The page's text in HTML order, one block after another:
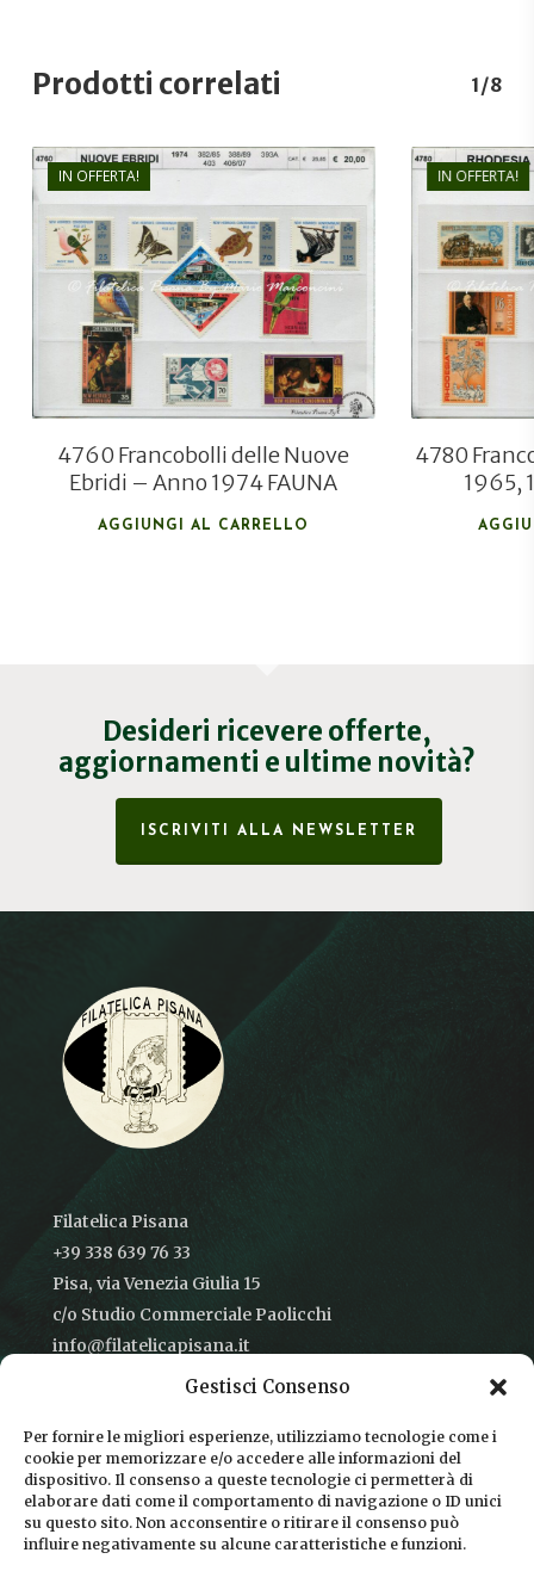
Gestisci Consenso
Per fornire le migliori esperienze, utilizziamo tecnologie come i
cookie per memorizzare e/o accedere alle informazioni del
dispositivo. Il consenso a queste tecnologie ci permetterà di
elaborare dati come il comportamento di navigazione o ID unici
su questo sito. Non acconsentire o ritirare il consenso può
influire negativamente su alcune caratteristiche e funzioni.
Prodotti correlati 1/8
IN OFFERTA!
€20,00
€14,00
4760 Francobolli delle Nuove
Ebridi – Anno 1974 FAUNA
AGGIUNGI AL CARRELLO
IN OFFERTA!
4780
1965,
Desideri ricevere offerte,
aggiornamenti e ultime novità?
ISCRIVITI ALLA NEWSLETTER
Filatelica Pisana
+39 338 639 76 33
Pisa, via Venezia Giulia 15
c/o Studio Commerciale Paolicchi
info@filatelicapisana.it
CONDIZIONI DI VENDITA
INFORMATIVA SULLA PRIVACY
COOKIE POLICY